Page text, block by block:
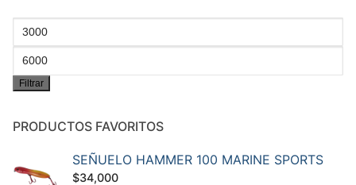
Precio
mínimo
Precio
máximo
Filtrar
PRODUCTOS FAVORITOS
SEÑUELO HAMMER 100 MARINE SPORTS
$34,000